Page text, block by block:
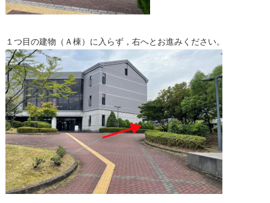
１つ目の建物（Ａ棟）に入らず，右へとお進みください。